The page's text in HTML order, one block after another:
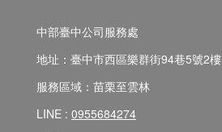
中部臺中公司服務處
地址：臺中市西區樂群街94巷5號2樓
服務區域：苗栗至雲林
LINE : 0955684274